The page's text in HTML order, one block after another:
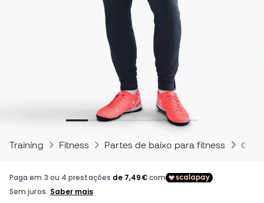
Training Fitness Partes de baixo para fitness